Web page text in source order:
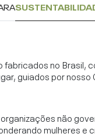
fabricados no
guiados por
não
mulheres e